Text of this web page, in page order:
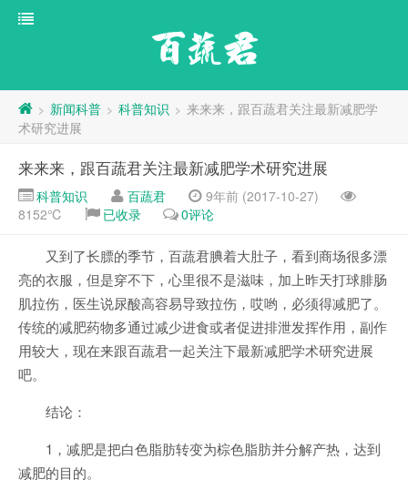
百蔬君
> 新闻科普 > 科普知识 > 来来来，跟百蔬君关注最新减肥学
术研究进展
来来来，跟百蔬君关注最新减肥学术研究进展
科普知识 百蔬君
9年前 (2017-10-27)
8152℃
已收录 0评论
又到了长膘的季节，百蔬君腆着大肚子，看到商场很多漂
亮的衣服，但是穿不下，心里很不是滋味，加上昨天打球腓肠
肌拉伤，医生说尿酸高容易导致拉伤，哎哟，必须得减肥了。
传统的减肥药物多通过减少进食或者促进排泄发挥作用，副作
用较大，现在来跟百蔬君一起关注下最新减肥学术研究进展
吧。
结论：
1，减肥是把白色脂肪转变为棕色脂肪并分解产热，达到
减肥的目的。